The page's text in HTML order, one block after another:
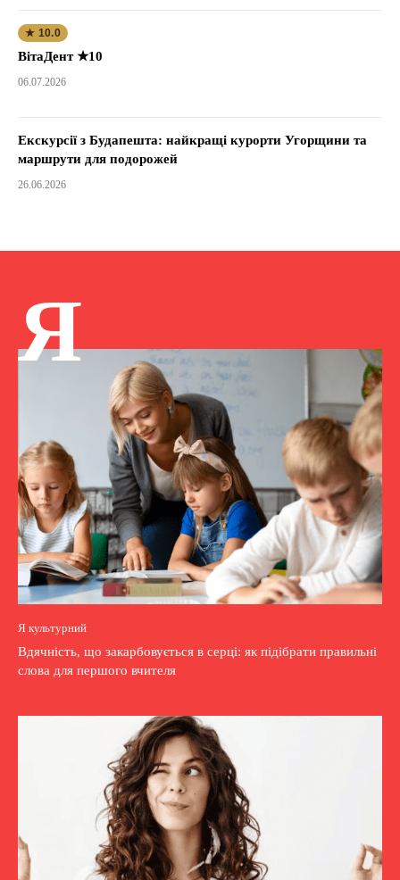
★ 10.0
ВітаДент ★10
06.07.2026
Екскурсії з Будапешта: найкращі курорти Угорщини та
маршрути для подорожей
26.06.2026
Я
Я культурний
Вдячність, що закарбовується в серці: як підібрати правильні
слова для першого вчителя